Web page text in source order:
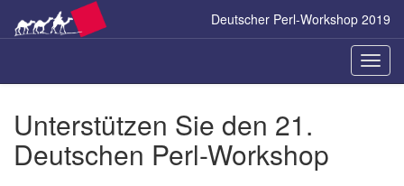
Inhalt
springen
Deutscher Perl-Workshop 2019
ein-/
Unterstützen Sie den 21.
Deutschen Perl-Workshop